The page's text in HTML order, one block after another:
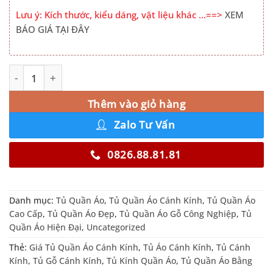
Lưu ý: Kích thước, kiểu dáng, vật liệu khác …==> XEM
BÁO GIÁ TẠI ĐÂY
Tủ Cánh Kính số lượng
Thêm vào giỏ hàng
Alternative:
Zalo Tư Vấn
0826.88.81.81
Danh mục: Tủ Quần Áo, Tủ Quần Áo Cánh Kính, Tủ Quần Áo
Cao Cấp, Tủ Quần Áo Đẹp, Tủ Quần Áo Gỗ Công Nghiệp, Tủ
Quần Áo Hiện Đại, Uncategorized
Thẻ: Giá Tủ Quần Áo Cánh Kính, Tủ Áo Cánh Kính, Tủ Cánh
Kính, Tủ Gỗ Cánh Kính, Tủ Kính Quần Áo, Tủ Quần Áo Bằng